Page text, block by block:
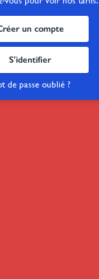
un compte
S'identifier
de passe oublié ?
pas